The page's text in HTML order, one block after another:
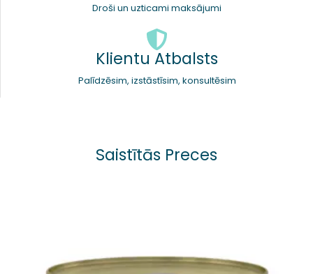
Droši un uzticami maksājumi
Klientu Atbalsts
Palīdzēsim, izstāstīsim, konsultēsim
Saistītās Preces